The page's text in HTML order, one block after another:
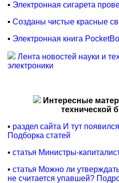
▪ Электронная сигарета
▪ Созданы чистые красные
▪ Электронная книга
Лента новостей науки и
электроники
Интересные
технической
▪ раздел сайта И тут
Подборка статей
▪ статья Министры-
▪ статья Можно ли
не считается упавшей?